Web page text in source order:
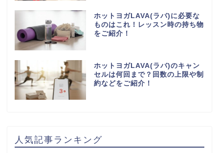
ホットヨガLAVA(ラバ)に必要な
ものはこれ！レッスン時の持ち物
をご紹介！
ホットヨガLAVA(ラバ)のキャン
セルは何回まで？回数の上限や制
約などをご紹介！
人気記事ランキング